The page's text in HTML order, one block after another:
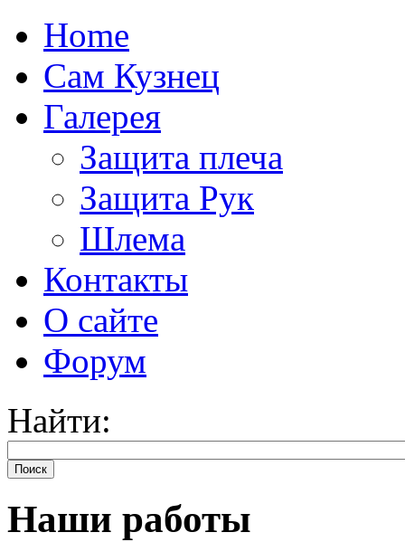
Home
Сам Кузнец
Галерея
Защита плеча
Защита Рук
Шлема
Контакты
О сайте
Форум
Найти:
Поиск
Наши работы